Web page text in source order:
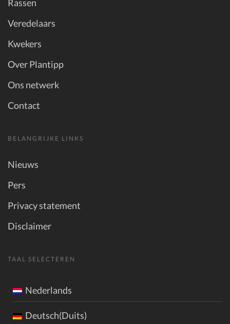
Rassen
Veredelaars
Kwekers
Over Plantipp
Ons netwerk
Contact
BELANGRIJKE LINKS
Nieuws
Pers
Privacy statement
Disclaimer
TAAL SELECTEREN
Nederlands
Deutsch(Duits)